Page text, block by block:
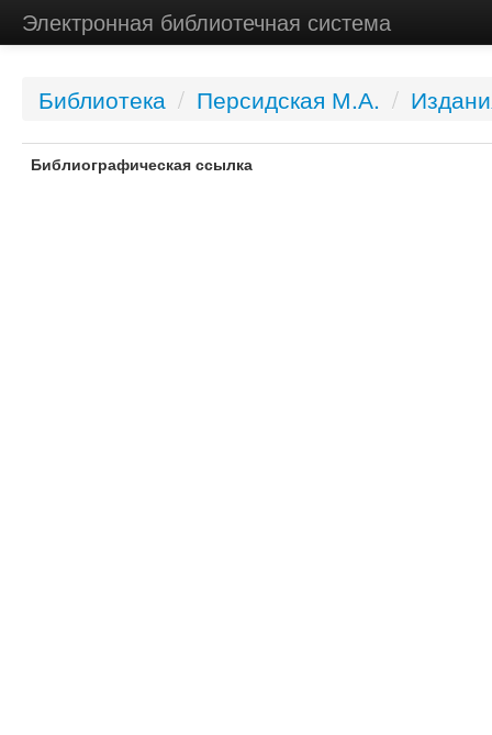
Электронная библиотечная система
Библиотека / Персидская М.А. /
Библиографическая ссылка